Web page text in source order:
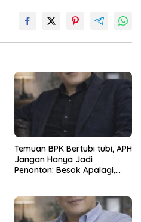
Temuan BPK Bertubi tubi, APH
Jangan Hanya Jadi
Penonton: Besok Apalagi,